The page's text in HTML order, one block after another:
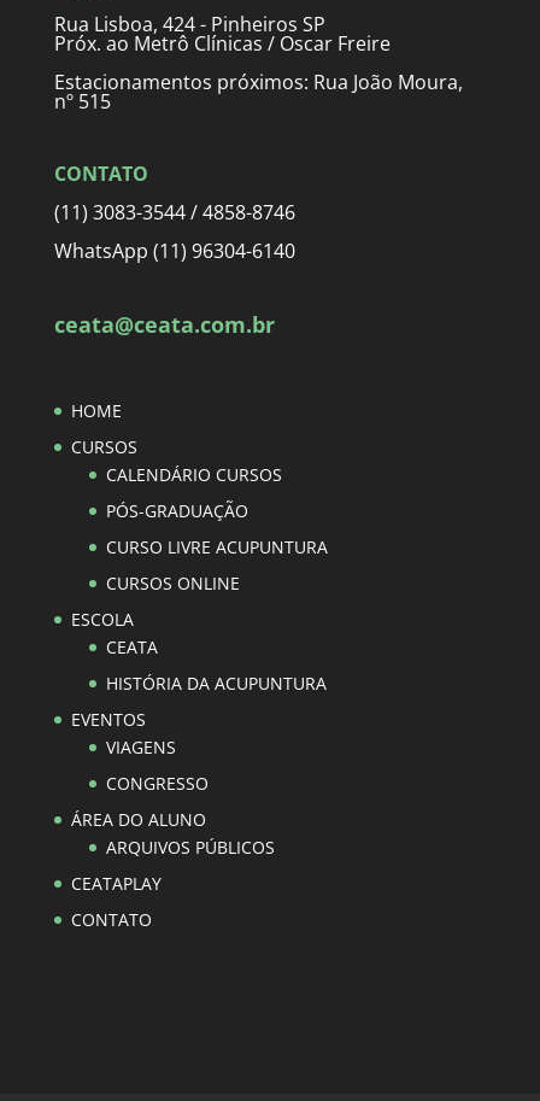
Rua Lisboa, 424 - Pinheiros SP
Próx. ao Metrô Clínicas / Oscar Freire
Estacionamentos próximos: Rua João Moura,
nº 515
CONTATO
(11) 3083-3544 / 4858-8746
WhatsApp (11) 96304-6140
ceata@ceata.com.br
HOME
CURSOS
CALENDÁRIO CURSOS
PÓS-GRADUAÇÃO
CURSO LIVRE ACUPUNTURA
CURSOS ONLINE
ESCOLA
CEATA
HISTÓRIA DA ACUPUNTURA
EVENTOS
VIAGENS
CONGRESSO
ÁREA DO ALUNO
ARQUIVOS PÚBLICOS
CEATAPLAY
CONTATO